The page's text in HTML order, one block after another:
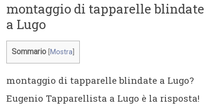
montaggio di tapparelle blindate
a Lugo
Sommario Mostra
montaggio di tapparelle blindate a Lugo?
Eugenio Tapparellista a Lugo è la risposta!